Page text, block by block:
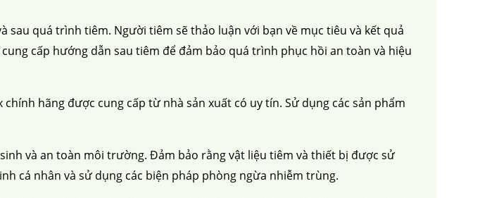
quá trình tiêm. Người tiêm sẽ thảo luận với bạn về mục tiêu và kết quả
cấp hướng dẫn sau tiêm để đảm bảo quá trình phục hồi an toàn và hiệu
hãng được cung cấp từ nhà sản xuất có uy tín. Sử dụng các sản phẩm
và an toàn môi trường. Đảm bảo rằng vật liệu tiêm và thiết bị được sử
cá nhân và sử dụng các biện pháp phòng ngừa nhiễm trùng.